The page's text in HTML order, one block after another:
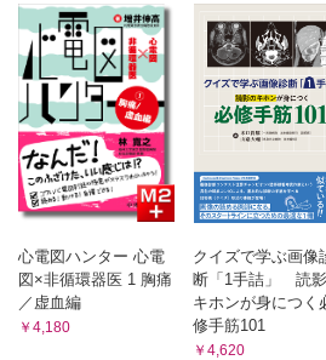
心電図ハンター 心電
図×非循環器医 1 胸痛
／虚血編
￥4,180
クイズで学ぶ画像
断「1手詰」 読
キホンが身につく
修手筋101
￥4,620